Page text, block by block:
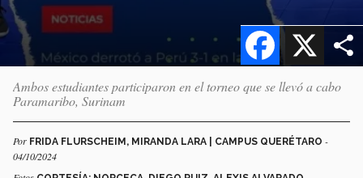
X
Facebook
Ambos estudiantes participaron en el torneo que se llevó a cabo
Paramaribo, Surinam
Por FRIDA FLURSCHEIM, MIRANDA LARA | CAMPUS QUERÉTARO -
04/10/2024